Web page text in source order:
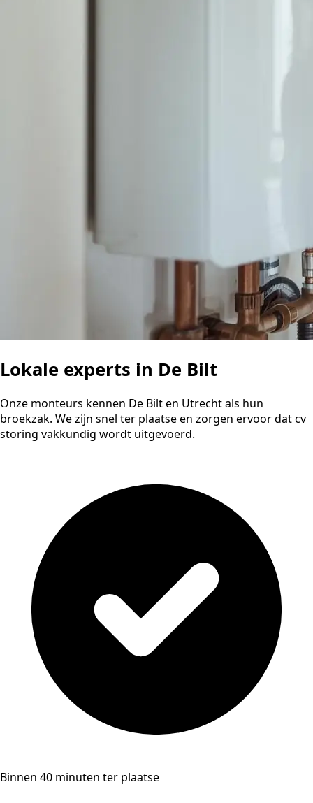
Lokale experts in De Bilt
Onze monteurs kennen De Bilt en Utrecht als hun
broekzak. We zijn snel ter plaatse en zorgen ervoor dat cv
storing vakkundig wordt uitgevoerd.
Binnen 40 minuten ter plaatse